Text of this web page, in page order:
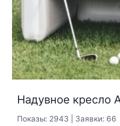
Надувное кресло
Показы: 2943 | Заявки: 66